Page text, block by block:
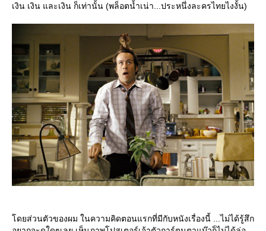
เงิน เงิน และเงิน ก็เท่านั้น (พล็อตน้ำเน่า...ประหนึ่งละครไทยไงงั้น)
ดยส่วนตัวของผม ในความคิดตอนแรกที่มีกับหนังเรื่องนี้ ...ไม่ได้รู้สึก